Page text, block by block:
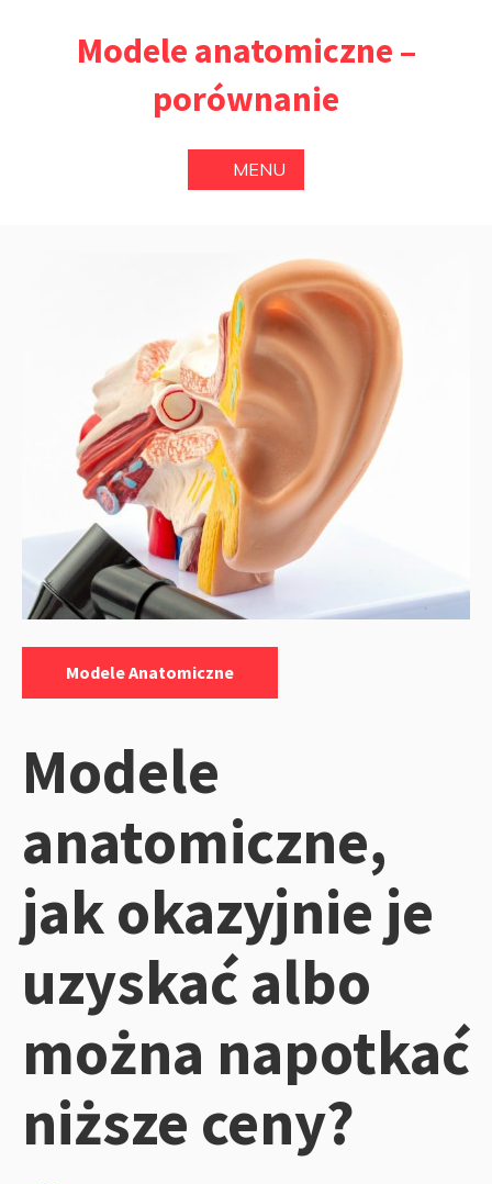
Modele anatomiczne –
porównanie
MENU
Modele Anatomiczne
Modele
anatomiczne,
jak okazyjnie je
uzyskać albo
można napotkać
niższe ceny?